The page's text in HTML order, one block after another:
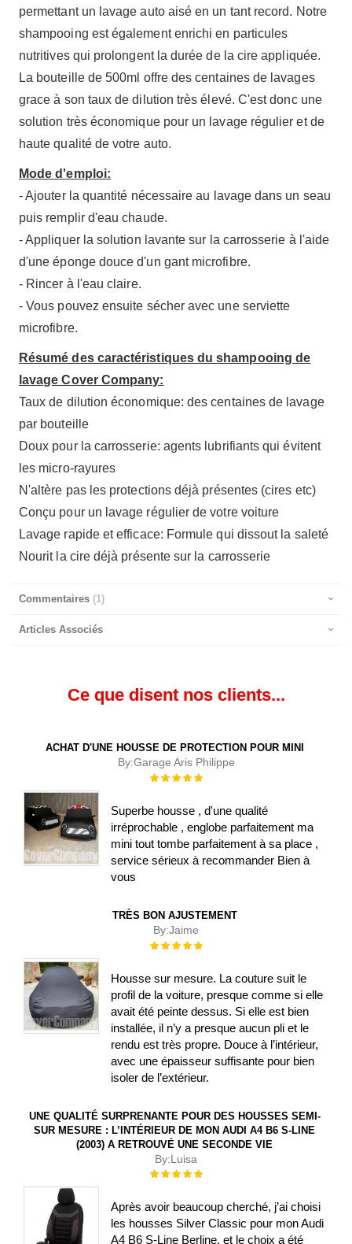
permettant un lavage auto aisé en un tant record. Notre
shampooing est également enrichi en particules
nutritives qui prolongent la durée de la cire appliquée.
La bouteille de 500ml offre des centaines de lavages
grace à son taux de dilution très élevé. C'est donc une
solution très économique pour un lavage régulier et de
haute qualité de votre auto.
Mode d'emploi:
- Ajouter la quantité nécessaire au lavage dans un seau
puis remplir d'eau chaude.
- Appliquer la solution lavante sur la carrosserie à l'aide
d'une éponge douce d'un gant microfibre.
- Rincer à l'eau claire.
- Vous pouvez ensuite sécher avec une serviette
microfibre.
Résumé des caractéristiques du shampooing de
lavage Cover Company:
Taux de dilution économique: des centaines de lavage
par bouteille
Doux pour la carrosserie: agents lubrifiants qui évitent
les micro-rayures
N'altère pas les protections déjà présentes (cires etc)
Conçu pour un lavage régulier de votre voiture
Lavage rapide et efficace: Formule qui dissout la saleté
Nourit la cire déjà présente sur la carrosserie
Commentaires 1
Articles Associés
Ce que disent nos clients...
ACHAT D'UNE HOUSSE DE PROTECTION POUR MINI
By:Garage Aris Philippe
Évaluation :
Superbe housse , d'une qualité
irréprochable , englobe parfaitement ma
mini tout tombe parfaitement à sa place ,
service sérieux à recommander Bien à
vous
TRÈS BON AJUSTEMENT
By:Jaime
Évaluation :
Housse sur mesure. La couture suit le
profil de la voiture, presque comme si elle
avait été peinte dessus. Si elle est bien
installée, il n’y a presque aucun pli et le
rendu est très propre. Douce à l’intérieur,
avec une épaisseur suffisante pour bien
isoler de l’extérieur.
UNE QUALITÉ SURPRENANTE POUR DES HOUSSES SEMI-
SUR MESURE : L’INTÉRIEUR DE MON AUDI A4 B6 S-LINE
(2003) A RETROUVÉ UNE SECONDE VIE
By:Luisa
Évaluation :
Après avoir beaucoup cherché, j’ai choisi
les housses Silver Classic pour mon Audi
A4 B6 S-Line Berline, et le choix a été